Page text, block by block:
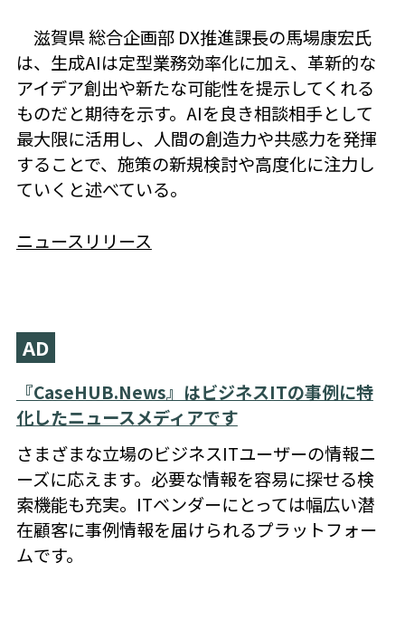
滋賀県 総合企画部 DX推進課長の馬場康宏氏
は、生成AIは定型業務効率化に加え、革新的な
アイデア創出や新たな可能性を提示してくれる
ものだと期待を示す。AIを良き相談相手として
最大限に活用し、人間の創造力や共感力を発揮
することで、施策の新規検討や高度化に注力し
ていくと述べている。
ニュースリリース
AD
『CaseHUB.News』はビジネスITの事例に特
化したニュースメディアです
さまざまな立場のビジネスITユーザーの情報ニ
ーズに応えます。必要な情報を容易に探せる検
索機能も充実。ITベンダーにとっては幅広い潜
在顧客に事例情報を届けられるプラットフォー
ムです。